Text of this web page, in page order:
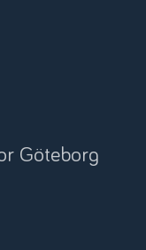
Göteborg